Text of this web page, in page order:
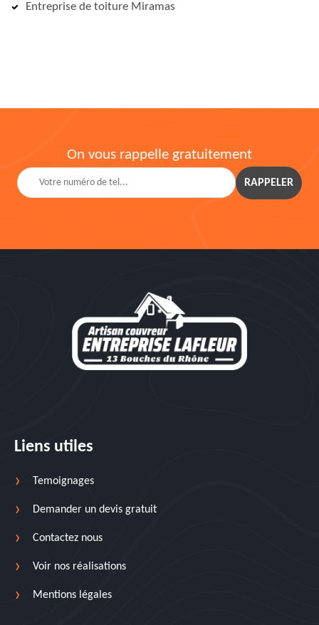
Entreprise de toiture Miramas
On vous rappelle gratuitement
Liens utiles
Temoignages
Demander un devis gratuit
Contactez nous
Voir nos réalisations
Mentions légales